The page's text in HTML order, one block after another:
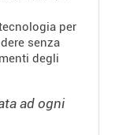
per
senza
degli
ad ogni